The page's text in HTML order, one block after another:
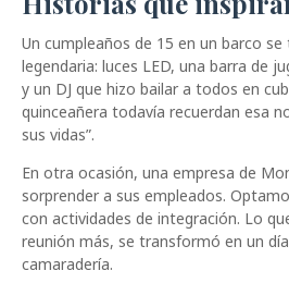
Un cumpleaños de 15 en un barco
legendaria: luces LED, una barra de
y un DJ que hizo bailar a todos en
quinceañera todavía recuerdan esa
sus vidas”.
En otra ocasión, una empresa de
sorprender a sus empleados.
con actividades de integración. Lo
reunión más, se transformó en un
camaradería.